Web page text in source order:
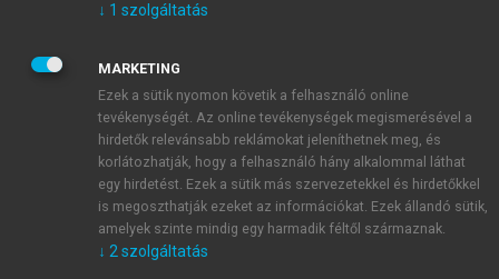
JELSZÓ
JELSZÓ ÚJRA
Kérek értesítést a MeRSZ újdonságairól, akcióiról.
Kérek értesítést az Akadémiai Kiadó Zrt. újdonságairól,
↓ 1 szolgáltatás
MARKETING
Ezek a sütik nyomon követik a felhasználó online
tevékenységét. Az online tevékenységek megismerésével a
hirdetők relevánsabb reklámokat jeleníthetnek meg, és
korlátozhatják, hogy a felhasználó hány alkalommal láthat
egy hirdetést. Ezek a sütik más szervezetekkel és hirdetőkkel
is megoszthatják ezeket az információkat. Ezek állandó sütik,
amelyek szinte mindig egy harmadik féltől származnak.
↓ 2 szolgáltatás